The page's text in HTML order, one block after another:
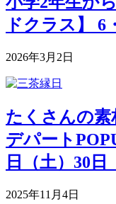
ドクラス】 6
2026年3月2日
たくさんの素
デパート
日（土）30日
2025年11月4日